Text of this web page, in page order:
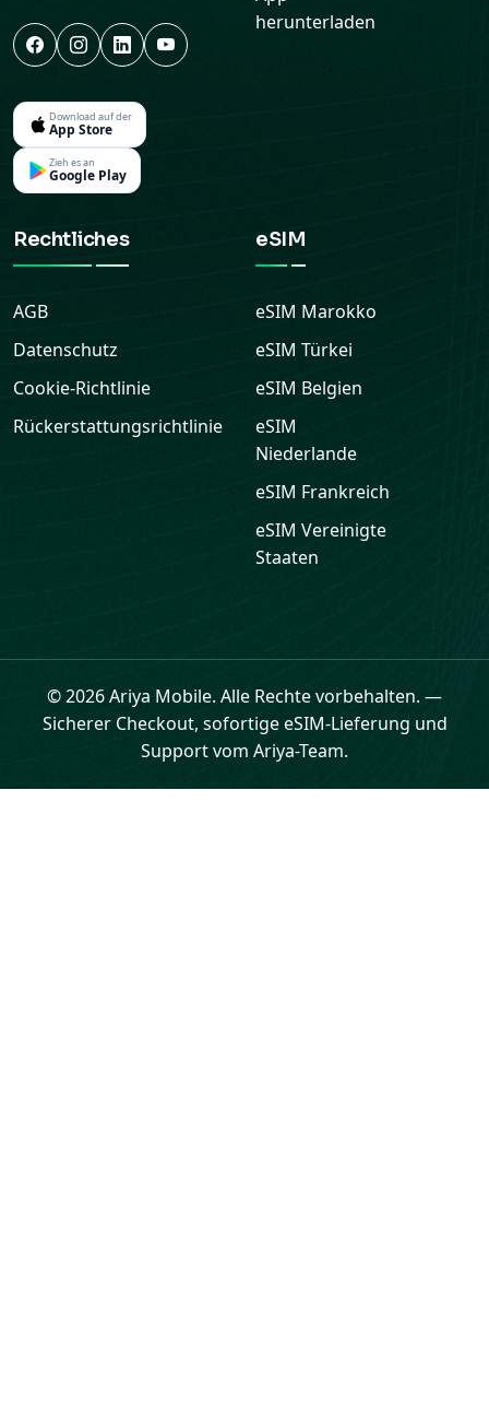
Download auf der
App Store
Zieh es an
Google Play
herunterladen
Rechtliches
AGB
Datenschutz
Cookie-Richtlinie
Rückerstattungsrichtlinie
eSIM
eSIM Marokko
eSIM Türkei
eSIM Belgien
eSIM
Niederlande
eSIM Frankreich
eSIM Vereinigte
Staaten
© 2026 Ariya Mobile. Alle Rechte vorbehalten. —
Sicherer Checkout, sofortige eSIM-Lieferung und
Support vom Ariya-Team.